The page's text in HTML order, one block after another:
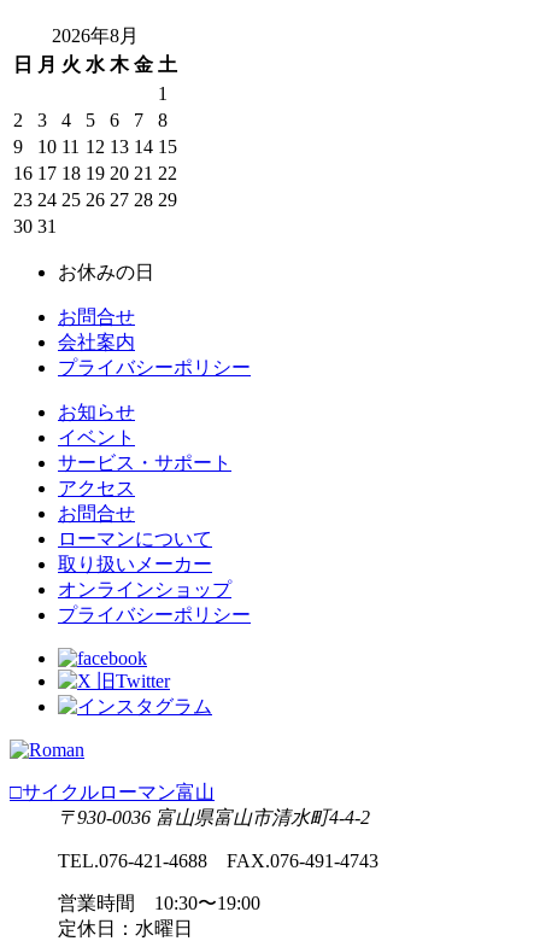
2026年8月
日
月 火 水 木 金 土
1
2
3 4 5 6 7
8
9
10 11 12 13 14 15
16 17 18 19 20 21 22
23 24 25 26 27 28 29
30 31
お休みの日
お問合せ
会社案内
プライバシーポリシー
お知らせ
イベント
サービス・サポート
アクセス
お問合せ
ローマンについて
取り扱いメーカー
オンラインショップ
プライバシーポリシー
□サイクルローマン富山
〒930-0036 富山県富山市清水町4-4-2
TEL.076-421-4688 FAX.076-491-4743
営業時間 10:30〜19:00
定休日：水曜日